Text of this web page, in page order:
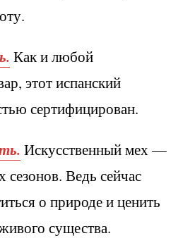
Как и любой
этот испанский
сертифицирован.
Искусственный мех —
сезонов. Ведь сейчас
о природе и ценить
существа.